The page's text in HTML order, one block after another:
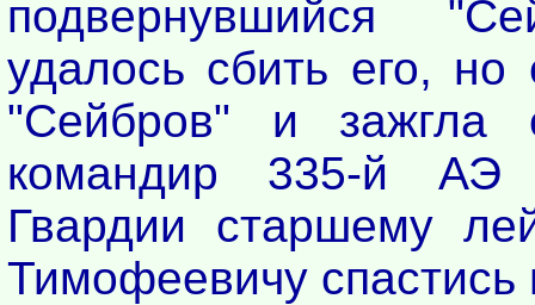
подвернувшийся
удалось сбить его, но
"Сейбров" и
командир 335-й
Гвардии старшему
Тимофеевичу спастись